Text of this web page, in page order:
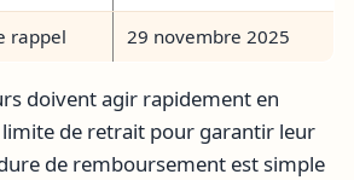
rappel 29 novembre 2025
doivent agir rapidement en
de retrait pour garantir leur
de remboursement est simple